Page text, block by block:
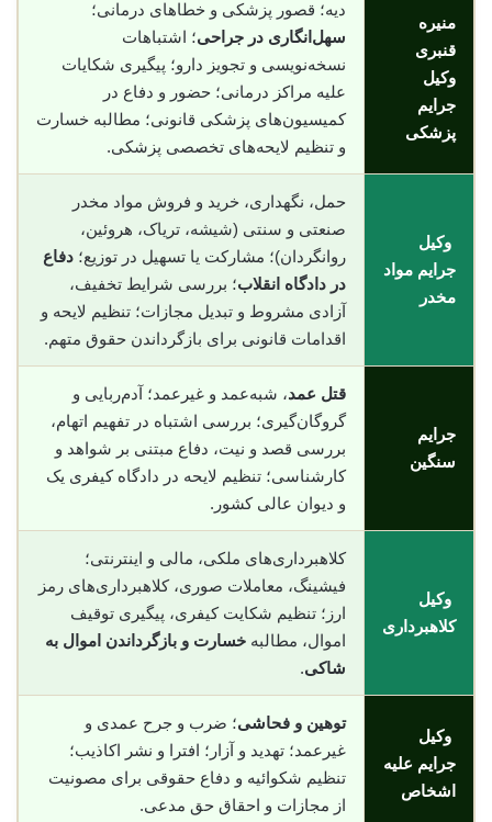
منیره
قنبری
وکیل
جرایم
پزشکی
دیه؛ قصور پزشکی و خطاهای درمانی؛
سهل‌انگاری در جراحی؛ اشتباهات
نسخه‌نویسی و تجویز دارو؛ پیگیری شکایات
علیه مراکز درمانی؛ حضور و دفاع در
کمیسیون‌های پزشکی قانونی؛ مطالبه خسارت
و تنظیم لایحه‌های تخصصی پزشکی.
وکیل
جرایم مواد
مخدر
حمل، نگهداری، خرید و فروش مواد مخدر
صنعتی و سنتی (شیشه، تریاک، هروئین،
روانگردان)؛ مشارکت یا تسهیل در توزیع؛ دفاع
در دادگاه انقلاب؛ بررسی شرایط تخفیف،
آزادی مشروط و تبدیل مجازات؛ تنظیم لایحه و
اقدامات قانونی برای بازگرداندن حقوق متهم.
جرایم
سنگین
قتل عمد، شبه‌عمد و غیرعمد؛ آدم‌ربایی و
گروگان‌گیری؛ بررسی اشتباه در تفهیم اتهام،
بررسی قصد و نیت، دفاع مبتنی بر شواهد و
کارشناسی؛ تنظیم لایحه در دادگاه کیفری یک
و دیوان عالی کشور.
وکیل
کلاهبرداری
کلاهبرداری‌های ملکی، مالی و اینترنتی؛
فیشینگ، معاملات صوری، کلاهبرداری‌های رمز
ارز؛ تنظیم شکایت کیفری، پیگیری توقیف
اموال، مطالبه خسارت و بازگرداندن اموال به
شاکی.
وکیل
جرایم علیه
اشخاص
توهین و فحاشی؛ ضرب و جرح عمدی و
غیرعمد؛ تهدید و آزار؛ افترا و نشر اکاذیب؛
تنظیم شکوائیه و دفاع حقوقی برای مصونیت
از مجازات و احقاق حق مدعی.